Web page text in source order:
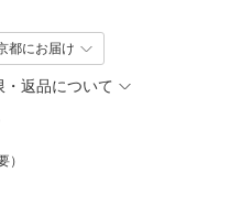
都にお届け
返品について
）